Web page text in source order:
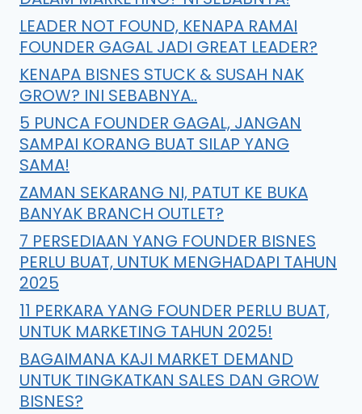
LEADER NOT FOUND, KENAPA RAMAI
FOUNDER GAGAL JADI GREAT LEADER?
KENAPA BISNES STUCK & SUSAH NAK
GROW? INI SEBABNYA..
5 PUNCA FOUNDER GAGAL, JANGAN
SAMPAI KORANG BUAT SILAP YANG
SAMA!
ZAMAN SEKARANG NI, PATUT KE BUKA
BANYAK BRANCH OUTLET?
7 PERSEDIAAN YANG FOUNDER BISNES
PERLU BUAT, UNTUK MENGHADAPI TAHUN
2025
11 PERKARA YANG FOUNDER PERLU BUAT,
UNTUK MARKETING TAHUN 2025!
BAGAIMANA KAJI MARKET DEMAND
UNTUK TINGKATKAN SALES DAN GROW
BISNES?